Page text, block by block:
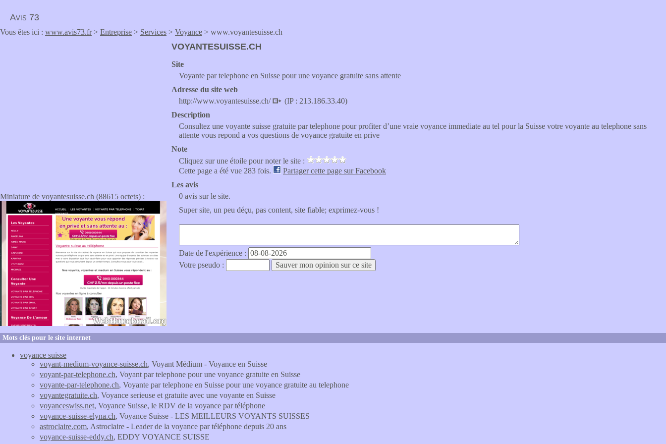
Avis 73
Vous êtes ici : www.avis73.fr> Entreprise > Services > Voyance > www.voyantesuisse.ch
Miniature de voyantesuisse.ch (88615 octets) :
VOYANTESUISSE.CH
Site
Voyante par telephone en Suisse pour une voyance gratuite sans attente
Adresse du site web
http://www.voyantesuisse.ch/
(IP : 213.186.33.40)
Description
Consultez une voyante suisse gratuite par telephone pour profiter d’une vraie voyance immediate au tel pour la Suisse votre voyante au telephone sans
attente vous repond a vos questions de voyance gratuite en prive
Note
Cliquez sur une étoile pour noter le site :
Cette page a été vue 283 fois.
Partager cette page sur Facebook
Les avis
0 avis sur le site.
Super site, un peu déçu, pas content, site fiable; exprimez-vous !
Date de l'expérience :
Votre pseudo :
Mots clés pour le site internet
voyance suisse
voyant-medium-voyance-suisse.ch, Voyant Médium - Voyance en Suisse
voyant-par-telephone.ch, Voyant par telephone pour une voyance gratuite en Suisse
voyante-par-telephone.ch, Voyante par telephone en Suisse pour une voyance gratuite au telephone
voyantegratuite.ch, Voyance serieuse et gratuite avec une voyante en Suisse
voyanceswiss.net, Voyance Suisse, le RDV de la voyance par téléphone
voyance-suisse-elyna.ch, Voyance Suisse - LES MEILLEURS VOYANTS SUISSES
astroclaire.com, Astroclaire - Leader de la voyance par téléphone depuis 20 ans
voyance-suisse-eddy.ch, EDDY VOYANCE SUISSE